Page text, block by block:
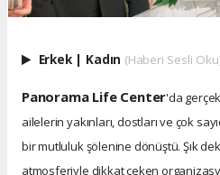
Erkek | Kadın (Haberi Sesli
Panorama Life Center'da
ailelerin yakınları, dostları ve çok
bir mutluluk şölenine dönüştü. Şık
atmosferiyle dikkat çeken